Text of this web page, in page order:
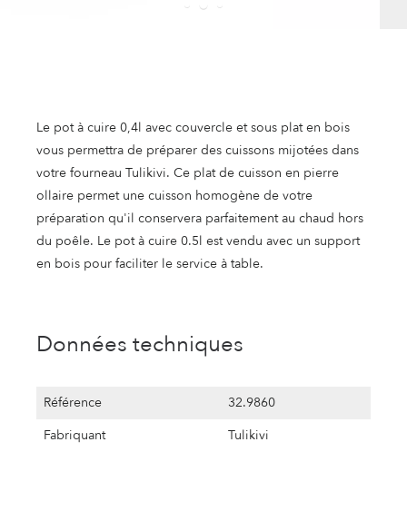
Le pot à cuire 0,4l avec couvercle et sous plat en bois
vous permettra de préparer des cuissons mijotées dans
votre fourneau Tulikivi. Ce plat de cuisson en pierre
ollaire permet une cuisson homogène de votre
préparation qu'il conservera parfaitement au chaud hors
du poêle. Le pot à cuire 0.5l est vendu avec un support
en bois pour faciliter le service à table.
Données techniques
Référence
32.9860
Fabriquant
Tulikivi